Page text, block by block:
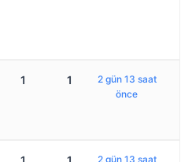
1 1
2 gün 13 saat
önce
2 gün 13 saat